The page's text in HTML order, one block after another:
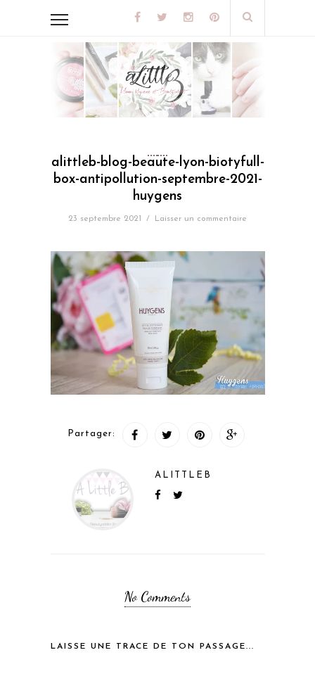
alittleb-blog-beaute-lyon-biotyfull-
box-antipollution-septembre-2021-
huygens
23 septembre 2021 / Laisser un commentaire
Partager:
ALITTLEB
No Comments
LAISSE UNE TRACE DE TON PASSAGE...